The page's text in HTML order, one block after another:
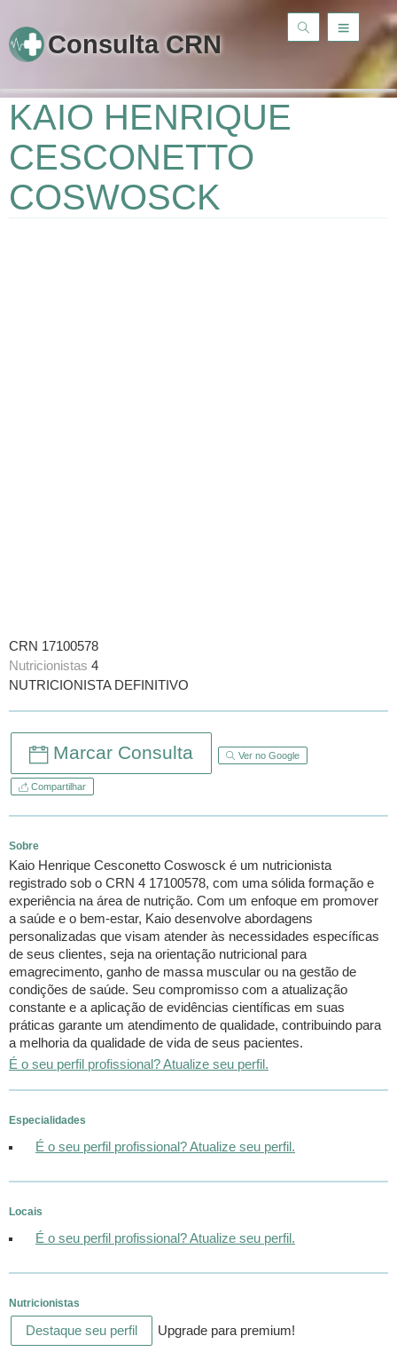
Consulta CRN
KAIO HENRIQUE
CESCONETTO
COSWOSCK
CRN 17100578
Nutricionistas 4
NUTRICIONISTA DEFINITIVO
Marcar Consulta Ver no Google
Compartilhar
Sobre
Kaio Henrique Cesconetto Coswosck é um nutricionista
registrado sob o CRN 4 17100578, com uma sólida formação e
experiência na área de nutrição. Com um enfoque em promover
a saúde e o bem-estar, Kaio desenvolve abordagens
personalizadas que visam atender às necessidades específicas
de seus clientes, seja na orientação nutricional para
emagrecimento, ganho de massa muscular ou na gestão de
condições de saúde. Seu compromisso com a atualização
constante e a aplicação de evidências científicas em suas
práticas garante um atendimento de qualidade, contribuindo para
a melhoria da qualidade de vida de seus pacientes.
É o seu perfil profissional? Atualize seu perfil.
Especialidades
É o seu perfil profissional? Atualize seu perfil.
Locais
É o seu perfil profissional? Atualize seu perfil.
Nutricionistas
Destaque seu perfil Upgrade para premium!